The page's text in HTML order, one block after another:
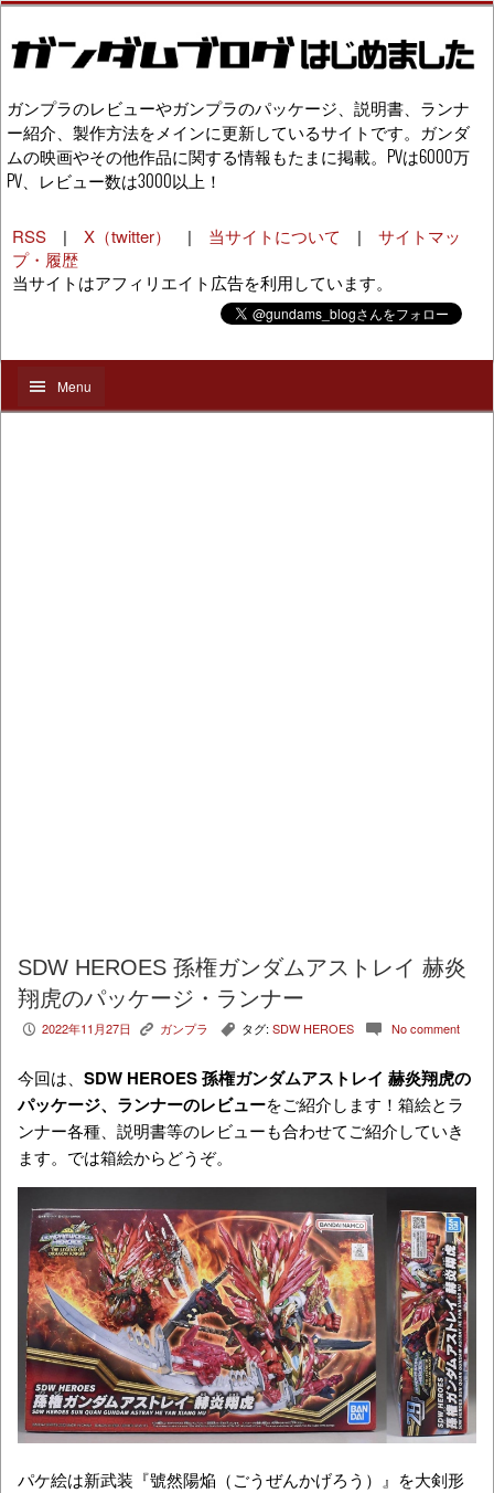
ガンプラのレビューやガンプラのパッケージ、説明書、ランナ
ー紹介、製作方法をメインに更新しているサイトです。ガンダ
ムの映画やその他作品に関する情報もたまに掲載。PVは6000万
PV、レビュー数は3000以上！
RSS | X（twitter） | 当サイトについて | サイトマッ
プ・履歴
当サイトはアフィリエイト広告を利用しています。
Menu
SDW HEROES 孫権ガンダムアストレイ 赫炎
翔虎のパッケージ・ランナー
P 2022年11月27日 K ガンプラ , タグ: SDW HEROES c No comment
今回は、 SDW HEROES 孫権ガンダムアストレイ 赫炎翔虎の
パッケージ、ランナーのレビューをご紹介します！箱絵とラ
ンナー各種、説明書等のレビューも合わせてご紹介していき
ます。では箱絵からどうぞ。
パケ絵は新武装『號然陽焔（ごうぜんかげろう）』を大剣形